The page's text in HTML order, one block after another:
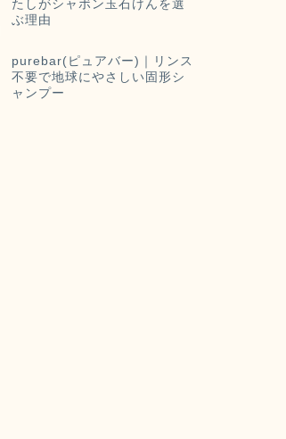
たしがシャボン玉石けんを選
ぶ理由
purebar(ピュアバー)｜リンス
不要で地球にやさしい固形シ
ャンプー